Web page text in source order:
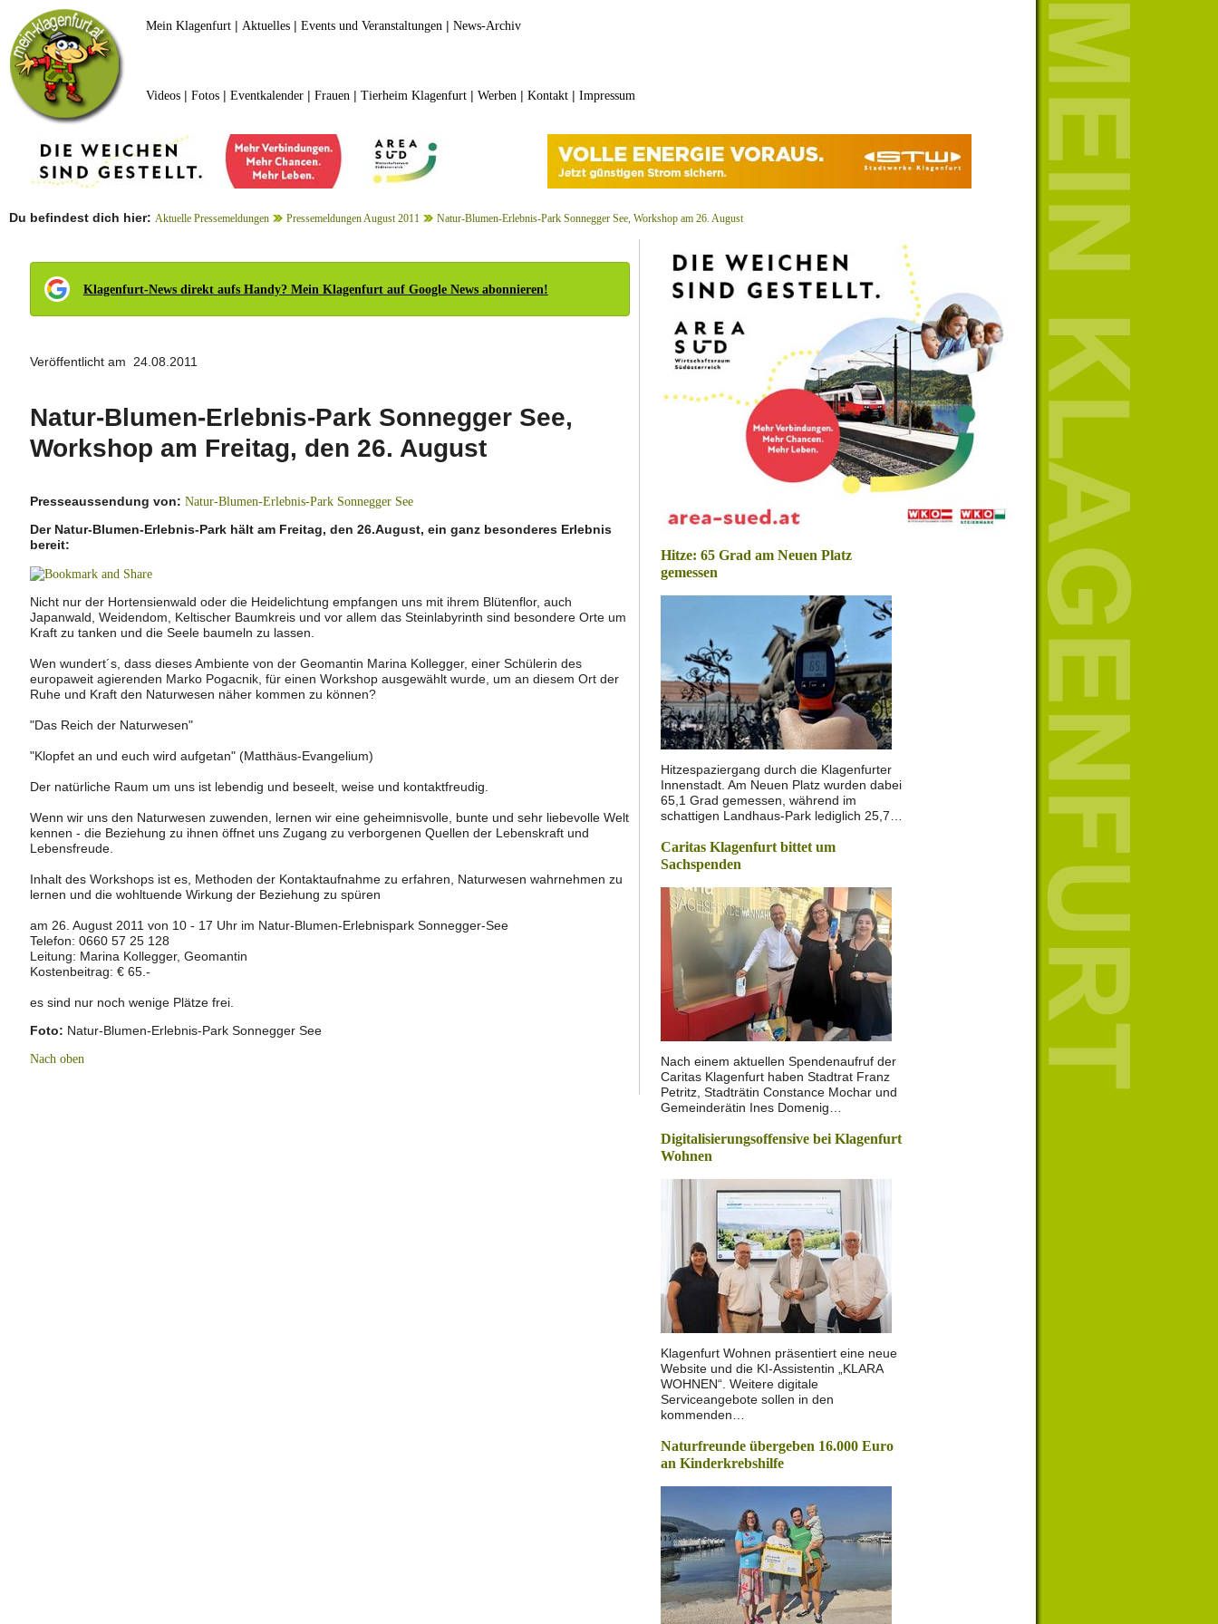
Mein Klagenfurt| Aktuelles| Events und Veranstaltungen | News-Archiv
Videos| Fotos| Eventkalender| Frauen | Tierheim Klagenfurt| Werben | Kontakt| Impressum
Du befindest dich hier: Aktuelle Pressemeldungen Pressemeldungen August 2011 Natur-Blumen-Erlebnis-Park Sonnegger See, Workshop am 26. August
Klagenfurt-News direkt aufs Handy? Mein Klagenfurt auf Google News abonnieren!
Veröffentlicht am 24.08.2011
Natur-Blumen-Erlebnis-Park Sonnegger See,
Workshop am Freitag, den 26. August
Presseaussendung von: Natur-Blumen-Erlebnis-Park Sonnegger See
Der Natur-Blumen-Erlebnis-Park hält am Freitag, den 26.August, ein ganz besonderes Erlebnis
bereit:
Nicht nur der Hortensienwald oder die Heidelichtung empfangen uns mit ihrem Blütenflor, auch
Japanwald, Weidendom, Keltischer Baumkreis und vor allem das Steinlabyrinth sind besondere Orte um
Kraft zu tanken und die Seele baumeln zu lassen.
Wen wundert´s, dass dieses Ambiente von der Geomantin Marina Kollegger, einer Schülerin des
europaweit agierenden Marko Pogacnik, für einen Workshop ausgewählt wurde, um an diesem Ort der
Ruhe und Kraft den Naturwesen näher kommen zu können?
"Das Reich der Naturwesen"
"Klopfet an und euch wird aufgetan" (Matthäus-Evangelium)
Der natürliche Raum um uns ist lebendig und beseelt, weise und kontaktfreudig.
Wenn wir uns den Naturwesen zuwenden, lernen wir eine geheimnisvolle, bunte und sehr liebevolle Welt
kennen - die Beziehung zu ihnen öffnet uns Zugang zu verborgenen Quellen der Lebenskraft und
Lebensfreude.
Inhalt des Workshops ist es, Methoden der Kontaktaufnahme zu erfahren, Naturwesen wahrnehmen zu
lernen und die wohltuende Wirkung der Beziehung zu spüren
am 26. August 2011 von 10 - 17 Uhr im Natur-Blumen-Erlebnispark Sonnegger-See
Telefon: 0660 57 25 128
Leitung: Marina Kollegger, Geomantin
Kostenbeitrag: € 65.-
es sind nur noch wenige Plätze frei.
Foto: Natur-Blumen-Erlebnis-Park Sonnegger See
Nach oben
Hitze: 65 Grad am Neuen Platz
gemessen
Hitzespaziergang durch die Klagenfurter
Innenstadt. Am Neuen Platz wurden dabei
65,1 Grad gemessen, während im
schattigen Landhaus-Park lediglich 25,7…
Caritas Klagenfurt bittet um
Sachspenden
Nach einem aktuellen Spendenaufruf der
Caritas Klagenfurt haben Stadtrat Franz
Petritz, Stadträtin Constance Mochar und
Gemeinderätin Ines Domenig…
Digitalisierungsoffensive bei Klagenfurt
Wohnen
Klagenfurt Wohnen präsentiert eine neue
Website und die KI-Assistentin „KLARA
WOHNEN“. Weitere digitale
Serviceangebote sollen in den
kommenden…
Naturfreunde übergeben 16.000 Euro
an Kinderkrebshilfe